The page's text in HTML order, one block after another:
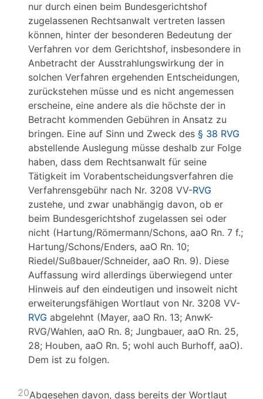
nur durch einen beim Bundesgerichtshof
zugelassenen Rechtsanwalt vertreten lassen
können, hinter der besonderen Bedeutung der
Verfahren vor dem Gerichtshof, insbesondere in
Anbetracht der Ausstrahlungswirkung der in
solchen Verfahren ergehenden Entscheidungen,
zurückstehen müsse und es nicht angemessen
erscheine, eine andere als die höchste der in
Betracht kommenden Gebühren in Ansatz zu
bringen. Eine auf Sinn und Zweck des § 38 RVG
abstellende Auslegung müsse deshalb zur Folge
haben, dass dem Rechtsanwalt für seine
Tätigkeit im Vorabentscheidungsverfahren die
Verfahrensgebühr nach Nr. 3208 VV-RVG
zustehe, und zwar unabhängig davon, ob er
beim Bundesgerichtshof zugelassen sei oder
nicht (Hartung/Römermann/Schons, aaO Rn. 7 f.;
Hartung/Schons/Enders, aaO Rn. 10;
Riedel/Sußbauer/Schneider, aaO Rn. 9). Diese
Auffassung wird allerdings überwiegend unter
Hinweis auf den eindeutigen und insoweit nicht
erweiterungsfähigen Wortlaut von Nr. 3208 VV-
RVG abgelehnt (Mayer, aaO Rn. 13; AnwK-
RVG/Wahlen, aaO Rn. 8; Jungbauer, aaO Rn. 25,
28; Houben, aaO Rn. 5; wohl auch Burhoff, aaO).
Dem ist zu folgen.
20Abgesehen davon, dass bereits der Wortlaut